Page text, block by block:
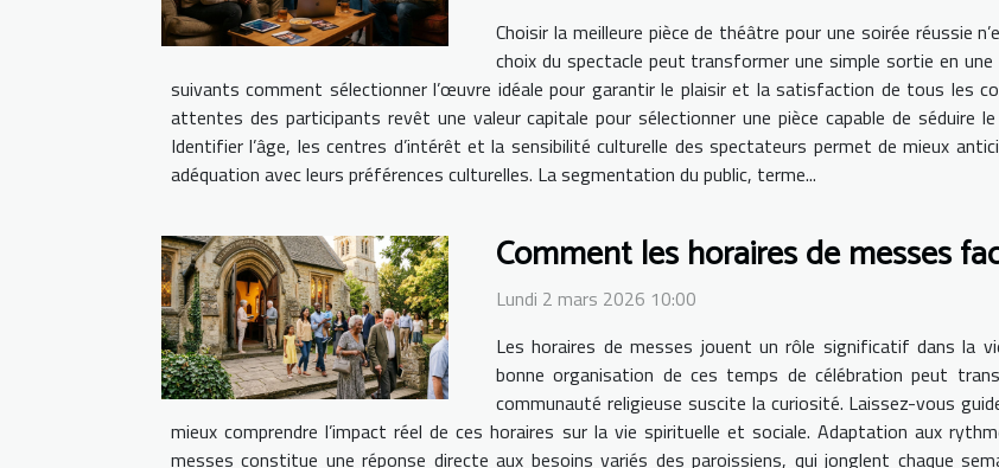
Choisir la meilleure pièce de théâtre pour une soirée réussie
choix du spectacle peut transformer une simple sortie en
suivants comment sélectionner l’œuvre idéale pour garantir le plaisir et la satisfaction de tous les
attentes des participants revêt une valeur capitale pour sélectionner une pièce capable de séduire
Identifier l’âge, les centres d’intérêt et la sensibilité culturelle des spectateurs permet de mieux
adéquation avec leurs préférences culturelles. La segmentation du public, terme...
Comment les horaires de messes
Lundi 2 mars 2026 10:00
Les horaires de messes jouent un rôle significatif dans la
bonne organisation de ces temps de célébration peut
communauté religieuse suscite la curiosité. Laissez-vous
mieux comprendre l’impact réel de ces horaires sur la vie spirituelle et sociale. Adaptation aux
messes constitue une réponse directe aux besoins variés des paroissiens, qui jonglent chaque